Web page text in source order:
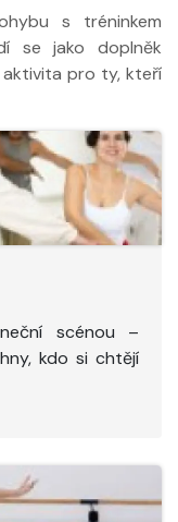
s tréninkem
se jako doplněk
aktivita pro ty, kteří
scénou –
kdo si chtějí